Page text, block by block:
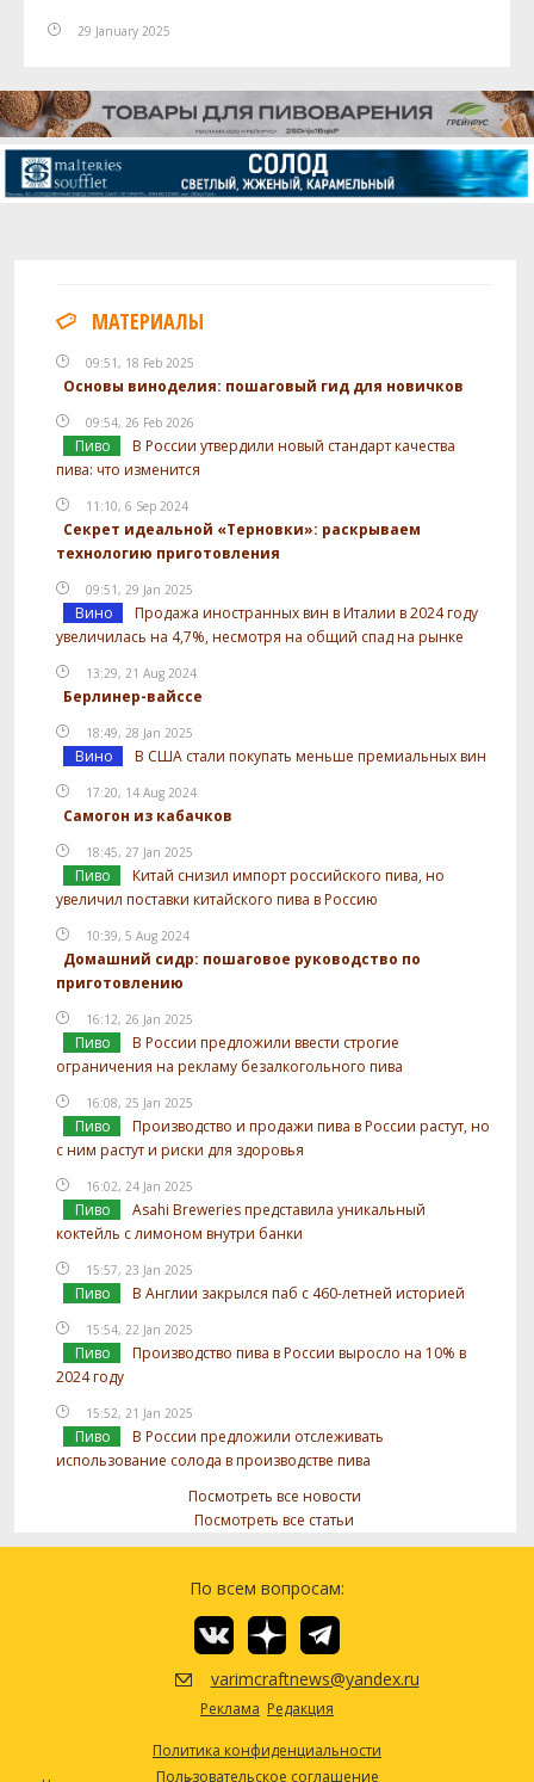
29 January 2025
МАТЕРИАЛЫ
09:51, 18 Feb 2025
Основы виноделия: пошаговый гид для новичков
09:54, 26 Feb 2026
Пиво
В России утвердили новый стандарт качества
пива: что изменится
11:10, 6 Sep 2024
Секрет идеальной «Терновки»: раскрываем
технологию приготовления
09:51, 29 Jan 2025
Вино
Продажа иностранных вин в Италии в 2024 году
увеличилась на 4,7%, несмотря на общий спад на рынке
13:29, 21 Aug 2024
Берлинер-вайссе
18:49, 28 Jan 2025
Вино В США стали покупать меньше премиальных вин
17:20, 14 Aug 2024
Самогон из кабачков
18:45, 27 Jan 2025
Пиво
Китай снизил импорт российского пива, но
увеличил поставки китайского пива в Россию
10:39, 5 Aug 2024
Домашний сидр: пошаговое руководство по
приготовлению
16:12, 26 Jan 2025
Пиво
В России предложили ввести строгие
ограничения на рекламу безалкогольного пива
16:08, 25 Jan 2025
Пиво
Производство и продажи пива в России растут, но
с ним растут и риски для здоровья
16:02, 24 Jan 2025
Пиво
Asahi Breweries представила уникальный
коктейль с лимоном внутри банки
15:57, 23 Jan 2025
Пиво В Англии закрылся паб с 460-летней историей
15:54, 22 Jan 2025
Пиво
Производство пива в России выросло на 10% в
2024 году
15:52, 21 Jan 2025
Пиво
В России предложили отслеживать
использование солода в производстве пива
Посмотреть все новости
Посмотреть все статьи
По всем вопросам:
varimcraftnews@yandex.ru
Реклама Редакция
Политика конфиденциальности
Пользовательское соглашение